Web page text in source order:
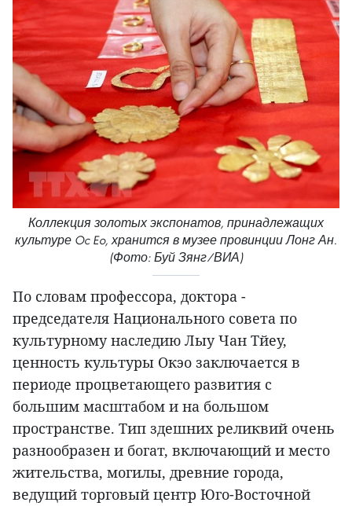
Коллекция золотых экспонатов, принадлежащих
культуре Oc Eo, хранится в музее провинции Лонг Ан.
(Фото: Буй Зянг/ВИА)
По словам профессора, доктора -
председателя Национального совета по
культурному наследию Лыу Чан Тйеу,
ценность культуры Oкэo заключается в
периоде процветающего развития с
большим масштабом и на большом
пространстве. Тип здешних реликвий очень
разнообразен и богат, включающий и место
жительства, могилы, древние города,
ведущий торговый центр Юго-Восточной